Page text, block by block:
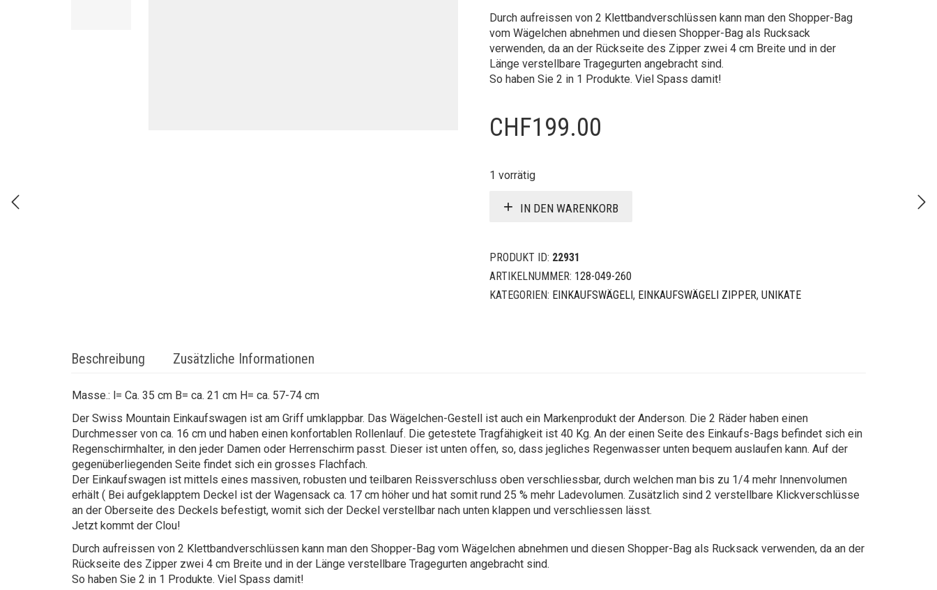
Durch aufreissen von 2 Klettbandverschlüssen kann man den Shopper-Bag
vom Wägelchen abnehmen und diesen Shopper-Bag als Rucksack
verwenden, da an der Rückseite des Zipper zwei 4 cm Breite und in der
Länge verstellbare Tragegurten angebracht sind.
So haben Sie 2 in 1 Produkte. Viel Spass damit!
CHF199.00
1 vorrätig
IN DEN WARENKORB
PRODUKT ID: 22931
ARTIKELNUMMER: 128-049-260
KATEGORIEN: EINKAUFSWÄGELI, EINKAUFSWÄGELI ZIPPER, UNIKATE
Beschreibung Zusätzliche Informationen
Masse.: l= Ca. 35 cm B= ca. 21 cm H= ca. 57-74 cm
Der Swiss Mountain Einkaufswagen ist am Griff umklappbar. Das Wägelchen-Gestell ist auch ein Markenprodukt der Anderson. Die 2 Räder haben einen
Durchmesser von ca. 16 cm und haben einen konfortablen Rollenlauf. Die getestete Tragfähigkeit ist 40 Kg. An der einen Seite des Einkaufs-Bags befindet sich ein
Regenschirmhalter, in den jeder Damen oder Herrenschirm passt. Dieser ist unten offen, so, dass jegliches Regenwasser unten bequem auslaufen kann. Auf der
gegenüberliegenden Seite findet sich ein grosses Flachfach.
Der Einkaufswagen ist mittels eines massiven, robusten und teilbaren Reissverschluss oben verschliessbar, durch welchen man bis zu 1/4 mehr Innenvolumen
erhält ( Bei aufgeklapptem Deckel ist der Wagensack ca. 17 cm höher und hat somit rund 25 % mehr Ladevolumen. Zusätzlich sind 2 verstellbare Klickverschlüsse
an der Oberseite des Deckels befestigt, womit sich der Deckel verstellbar nach unten klappen und verschliessen lässt.
Jetzt kommt der Clou!
Durch aufreissen von 2 Klettbandverschlüssen kann man den Shopper-Bag vom Wägelchen abnehmen und diesen Shopper-Bag als Rucksack verwenden, da an der
Rückseite des Zipper zwei 4 cm Breite und in der Länge verstellbare Tragegurten angebracht sind.
So haben Sie 2 in 1 Produkte. Viel Spass damit!